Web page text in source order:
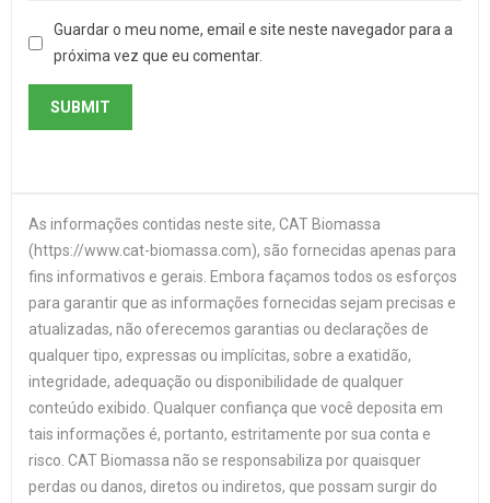
Guardar o meu nome, email e site neste navegador para a
próxima vez que eu comentar.
As informações contidas neste site, CAT Biomassa
(https://www.cat-biomassa.com), são fornecidas apenas para
fins informativos e gerais. Embora façamos todos os esforços
para garantir que as informações fornecidas sejam precisas e
atualizadas, não oferecemos garantias ou declarações de
qualquer tipo, expressas ou implícitas, sobre a exatidão,
integridade, adequação ou disponibilidade de qualquer
conteúdo exibido. Qualquer confiança que você deposita em
tais informações é, portanto, estritamente por sua conta e
risco. CAT Biomassa não se responsabiliza por quaisquer
perdas ou danos, diretos ou indiretos, que possam surgir do